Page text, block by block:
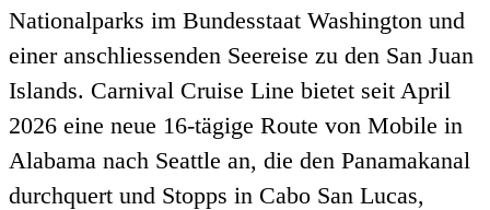
Nationalparks im Bundesstaat Washington und
einer anschliessenden Seereise zu den San Juan
Islands. Carnival Cruise Line bietet seit April
2026 eine neue 16-tägige Route von Mobile in
Alabama nach Seattle an, die den Panamakanal
durchquert und Stopps in Cabo San Lucas,